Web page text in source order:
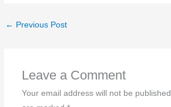
← Previous Post
Leave a Comment
Your email address will not be published.